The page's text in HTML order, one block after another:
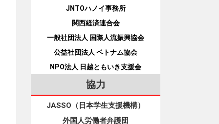
JNTOハノイ事務所
関西経済連合会
一般社団法人 国際人流振興協会
公益社団法人 ベトナム協会
NPO法人 日越ともいき支援会
協力
JASSO（日本学生支援機構）
外国人労働者弁護団